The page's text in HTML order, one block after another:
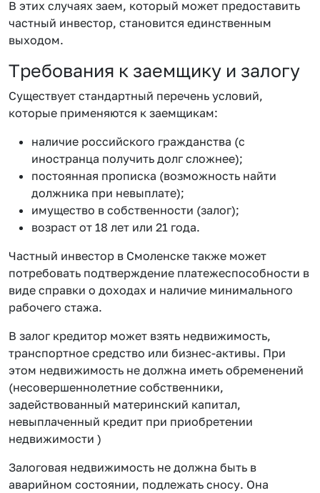
В этих случаях заем, который может предоставить
частный инвестор, становится единственным
выходом.
Требования к заемщику и залогу
Существует стандартный перечень условий,
которые применяются к заемщикам:
наличие российского гражданства (с
иностранца получить долг сложнее);
постоянная прописка (возможность найти
должника при невыплате);
имущество в собственности (залог);
возраст от 18 лет или 21 года.
Частный инвестор в Смоленске также может
потребовать подтверждение платежеспособности в
виде справки о доходах и наличие минимального
рабочего стажа.
В залог кредитор может взять недвижимость,
транспортное средство или бизнес-активы. При
этом недвижимость не должна иметь обременений
(несовершеннолетние собственники,
задействованный материнский капитал,
невыплаченный кредит при приобретении
недвижимости )
Залоговая недвижимость не должна быть в
аварийном состоянии, подлежать сносу. Она